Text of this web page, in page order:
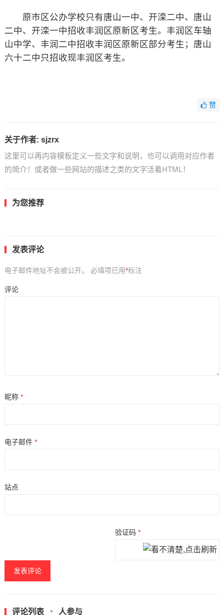
原市区公办学校只有唐山一中、开滦二中、唐山
二中、开滦一中招收丰润区原新区考生。丰润区车轴
山中学、丰润二中招收丰润区原新区部分考生；唐山
六十二中只招收现丰润区考生。
赞
关于作者: sjzrx
这里可以再内容模板定义一些文字和说明，也可以调用对应作者
的简介！或者做一些网站的描述之类的文字活着HTML！
为您推荐
发表评论
电子邮件地址不会被公开。 必填项已用*标注
评论
昵称 *
电子邮件 *
站点
验证码*
评论列表 人参与